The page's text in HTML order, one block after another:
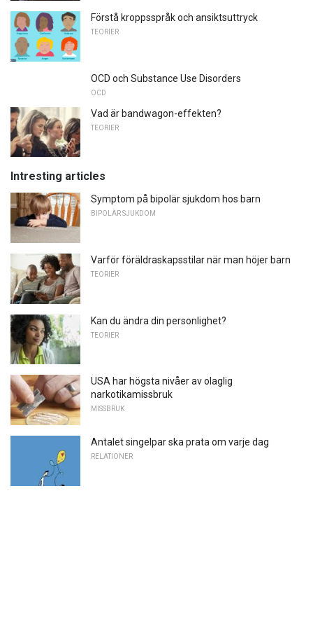
Förstå kroppsspråk och ansiktsuttryck
TEORIER
OCD och Substance Use Disorders
OCD
Vad är bandwagon-effekten?
TEORIER
Intresting articles
Symptom på bipolär sjukdom hos barn
BIPOLÄR SJUKDOM
Varför föräldraskapsstilar när man höjer barn
TEORIER
Kan du ändra din personlighet?
TEORIER
USA har högsta nivåer av olaglig
narkotikamissbruk
MISSBRUK
Antalet singelpar ska prata om varje dag
RELATIONER